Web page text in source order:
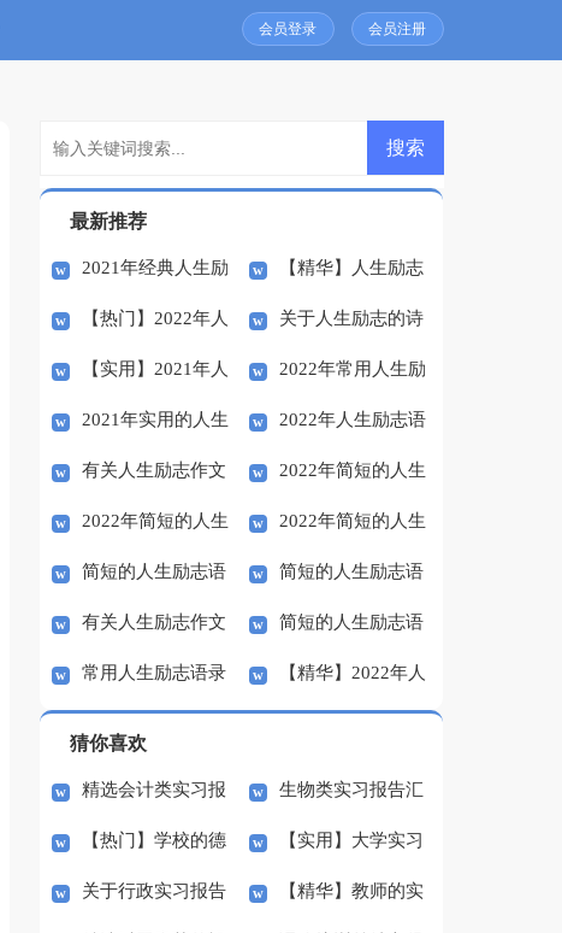
会员登录 会员注册
最新推荐
2021年经典人生励
志语录集合47条
【精华】人生励志
语录大汇总81句
【热门】2022年人
生励志语录汇编44条
关于人生励志的诗
句
【实用】2021年人
生励志语录集合57句
2022年常用人生励
志语录摘录35句
2021年实用的人生
励志语录大集合74条
2022年人生励志语
录72句
有关人生励志作文
合集8篇
2022年简短的人生
励志语录集合64句
2022年简短的人生
励志语录汇编32条
2022年简短的人生
励志语录32条
简短的人生励志语
录集合58句
简短的人生励志语
录集合47条
有关人生励志作文
五篇
简短的人生励志语
录大集合56句
常用人生励志语录 【精华】2022年人
猜你喜欢
精选会计类实习报
告集合6篇
生物类实习报告汇
总10篇
【热门】学校的德
育工作计划模板汇总七
【实用】大学实习
报告合集十篇
关于行政实习报告 【精华】教师的实